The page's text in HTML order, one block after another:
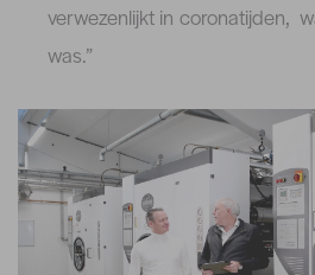
verwezenlijkt in coronatijden,
was.”